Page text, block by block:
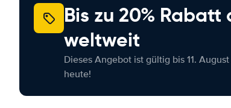
Bis zu 20%
weltweit
Dieses Angebot ist gültig bis 11.
heute!